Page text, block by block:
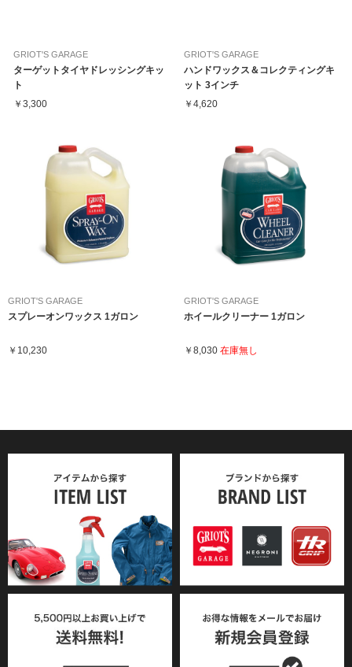
GRIOT'S GARAGE
ターゲットタイヤドレッシングキッ
ト
￥3,300
GRIOT'S GARAGE
ハンドワックス＆コレクティングキ
ット 3インチ
￥4,620
GRIOT'S GARAGE
スプレーオンワックス 1ガロン
￥10,230
GRIOT'S GARAGE
ホイールクリーナー 1ガロン
￥8,030 在庫無し